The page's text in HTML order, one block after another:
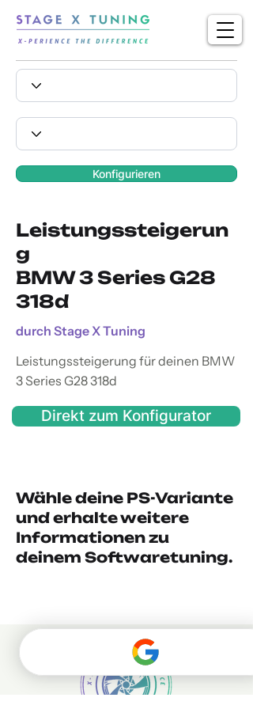
Konfigurieren
Leistungssteigerun
g
BMW 3 Series G28
318d
durch Stage X Tuning
Leistungssteigerung für deinen BMW
3 Series G28 318d
Direkt zum Konfigurator
Wähle deine PS-Variante
und erhalte weitere
Informationen zu
deinem Softwaretuning.